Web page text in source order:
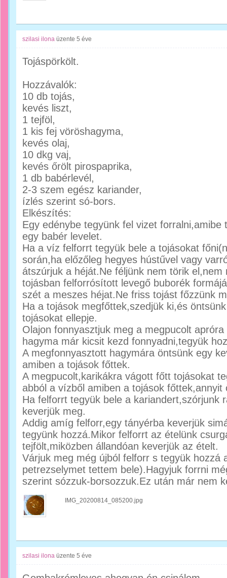
szilasi ilona üzente 5 éve
Tojáspörkölt.
Hozzávalók:
10 db tojás,
kevés liszt,
1 tejföl,
1 kis fej vöröshagyma,
kevés olaj,
10 dkg vaj,
kevés őrölt pirospaprika,
1 db babérlevél,
2-3 szem egész kariander,
ízlés szerint só-bors.
Elkészítés:
Egy edénybe tegyünk fel vizet
egy babér levelet.
Ha a víz felforrt tegyük bele a tojásokat
során,ha előzőleg hegyes hústűvel vagy
átszúrjuk a héját.Ne féljünk nem törik el,nem
tojásban felforrósított levegő buborék
szét a meszes héjat.Ne friss tojást főzzünk
Ha a tojások megfőttek,szedjük ki,és
tojásokat ellepje.
Olajon fonnyasztjuk meg a megpucolt
hagyma már kicsit kezd fonnyadni,tegyük
A megfonnyasztott hagymára öntsünk egy
amiben a tojások főttek.
A megpucolt,karikákra vágott főtt tojásokat
abból a vízből amiben a tojások főttek,annyit
Ha felforrt tegyük bele a kariandert,szórjunk
keverjük meg.
Addig amíg felforr,egy tányérba keverjük
tegyünk hozzá.Mikor felforrt az ételünk
tejfölt,miközben állandóan keverjük az ételt.
Várjuk meg még újból felforr s tegyük hozzá
petrezselymet tettem bele).Hagyjuk forrni
szerint sózzuk-borsozzuk.Ez után már nem
IMG_20200814_085200.jpg
szilasi ilona üzente 5 éve